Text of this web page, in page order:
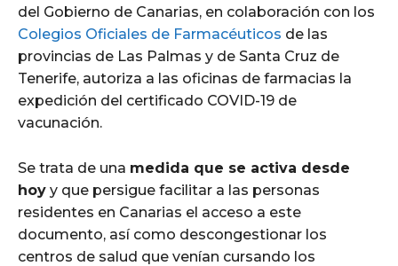
del Gobierno de Canarias, en colaboración con los
Colegios Oficiales de Farmacéuticos de las
provincias de Las Palmas y de Santa Cruz de
Tenerife, autoriza a las oficinas de farmacias la
expedición del certificado COVID-19 de
vacunación.
Se trata de una medida que se activa desde
hoy y que persigue facilitar a las personas
residentes en Canarias el acceso a este
documento, así como descongestionar los
centros de salud que venían cursando los